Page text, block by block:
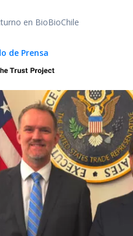
en BioBioChile
de Prensa